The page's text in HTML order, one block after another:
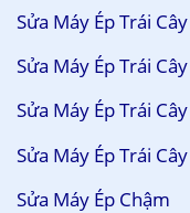
Sửa Máy Ép Trái
Sửa Máy Ép Trái
Sửa Máy Ép Trái
Sửa Máy Ép Trái
Sửa Máy Ép Chậm